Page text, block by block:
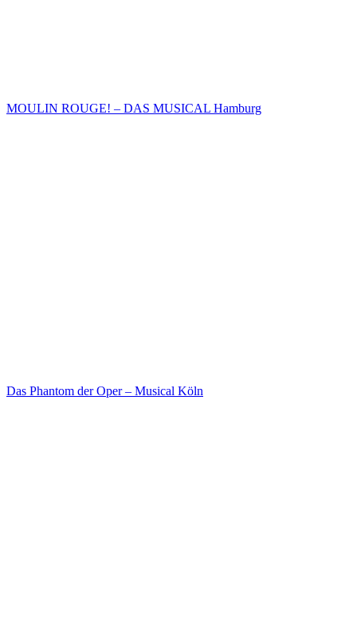
MOULIN ROUGE! – DAS MUSICAL Hamburg
Das Phantom der Oper – Musical Köln